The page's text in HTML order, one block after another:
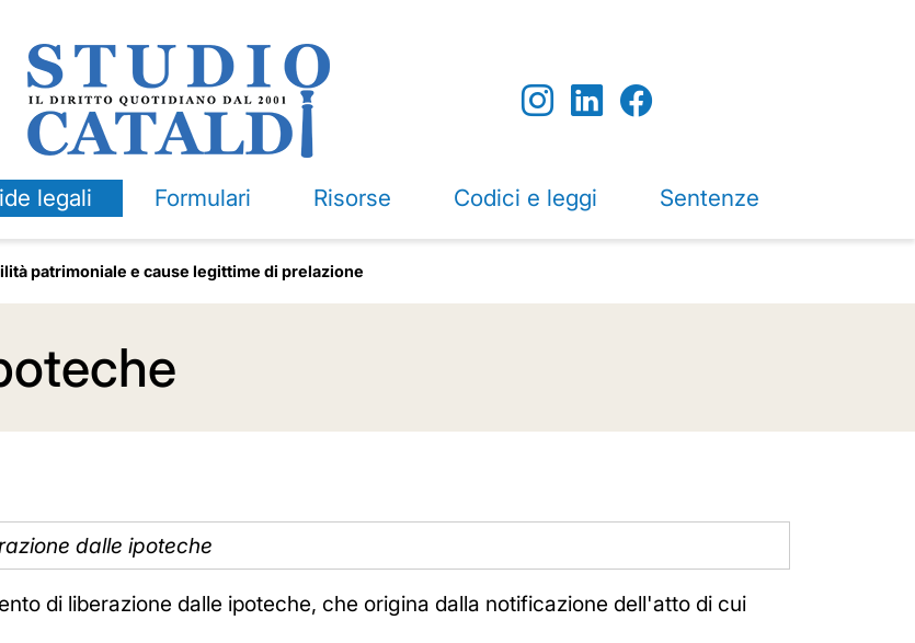
legali Formulari Risorse Codici e leggi Sentenze
patrimoniale e cause legittime di prelazione
dalle ipoteche
di liberazione dalle ipoteche, che origina dalla notificazione dell'atto di cui